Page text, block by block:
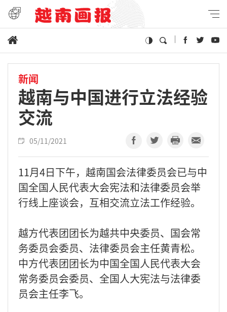
新闻
越南与中国进行立法经验
交流
05/11/2021
11月4日下午，越南国会法律委员会已与中
国全国人民代表大会宪法和法律委员会举
行线上座谈会，互相交流立法工作经验。
越方代表团团长为越共中央委员、国会常
务委员会委员、法律委员会主任黄青松。
中方代表团团长为中国全国人民代表大会
常务委员会委员、全国人大宪法与法律委
员会主任李飞。